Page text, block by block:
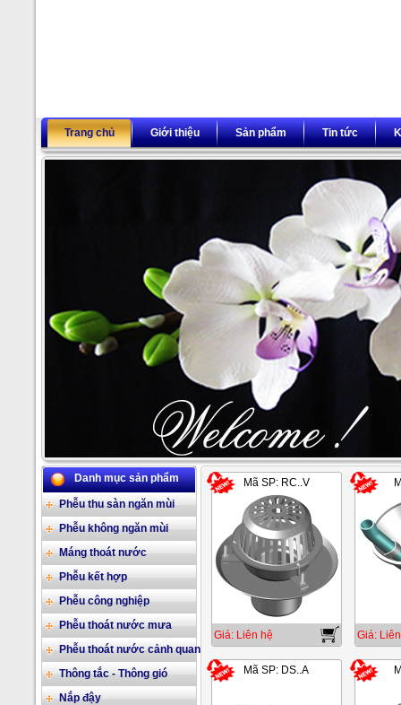
Trang chủ Giới thiệu Sản phẩm Tin tức
Danh mục sản phẩm
Phễu thu sàn ngăn mùi
Phễu không ngăn mùi
Máng thoát nước
Phễu kết hợp
Phễu công nghiệp
Phễu thoát nước mưa
Phễu thoát nước cảnh quan
Thông tắc - Thông gió
Nắp đậy
Mã SP: RC..V
Giá: Liên hệ Giá:
Mã SP: DS..A